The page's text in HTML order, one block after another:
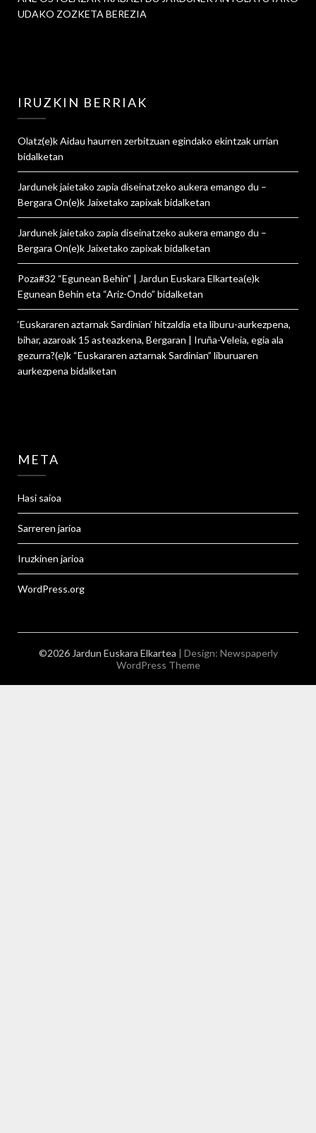
UDAKO ZOZKETA BEREZIA
IRUZKIN BERRIAK
Olatz(e)kAidau haurren zerbitzuan egindako ekintzak urrian
bidalketan
Jardunek jaietako zapia diseinatzeko aukera emango du –
Bergara On(e)k Jaixetako zapixakbidalketan
Jardunek jaietako zapia diseinatzeko aukera emango du –
Bergara On(e)k Jaixetako zapixakbidalketan
Poza#32 “Egunean Behin” | Jardun Euskara Elkartea(e)k
Egunean Behin eta “Ariz-Ondo” bidalketan
‘Euskararen aztarnak Sardinian’ hitzaldia eta liburu-aurkezpena,
bihar, azaroak 15 asteazkena, Bergaran | Iruña-Veleia, egia ala
gezurra?(e)k “Euskararen aztarnak Sardinian” liburuaren
aurkezpena bidalketan
META
Hasi saioa
Sarreren jarioa
Iruzkinen jarioa
WordPress.org
©2026 Jardun Euskara Elkartea | Design: Newspaperly
WordPress Theme